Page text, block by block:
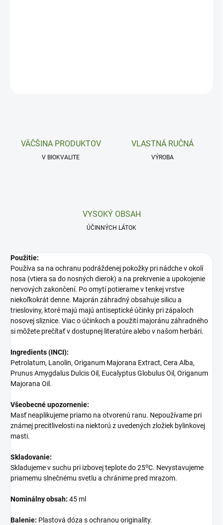
VÄČŠINA PRODUKTOV
V BIOKVALITE
VLASTNÁ RUČNÁ
VÝROBA
VYSOKÝ OBSAH
ÚČINNÝCH LÁTOK
Použitie:
Používa sa na ochranu podráždenej pokožky pri nádche v okolí
nosa (vtiera sa do nosných dierok) a na prekrvenie a upokojenie
nervových zakončení. Po omytí potierame v tenkej vrstve
niekoľkokrát denne. Majorán záhradný obsahuje silicu a
triesloviny, ktoré majú majú antiseptické účinky pri zápaloch
nosovej sliznice. Viac o účinkoch a použití majoránu záhradného
si môžete prečítať v dostupnej literatúre alebo v našom herbári.
Ingredients (INCI):
Petrolatum, Lanolin, Origanum Majorana Extract, Cera Alba,
Prunus Amygdalus Dulcis Oil, Eucalyptus Globulus Oil, Origanum
Majorana Oil.
Všeobecné upozornenie:
Masť neaplikujeme priamo na otvorenú ranu. Nepoužívame pri
známej precitlivelosti na niektorú z uvedených zložiek bylinkovej
masti.
Skladovanie:
Skladujeme v suchu pri izbovej teplote do 25oC. Nevystavujeme
priamemu slnečnému svetlu a chránime pred mrazom.
Nominálny obsah: 45 ml
Balenie: Plastová dóza s ochranou originality.